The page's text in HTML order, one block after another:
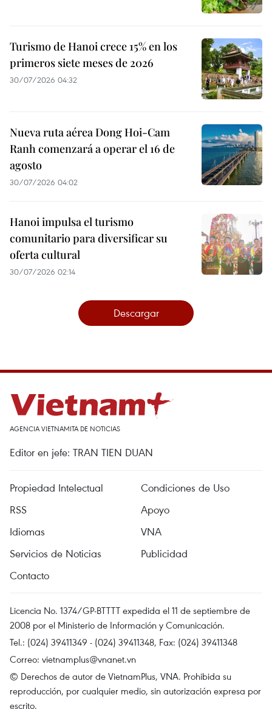
Turismo de Hanoi crece 15% en los
primeros siete meses de 2026
30/07/2026 04:32
Nueva ruta aérea Dong Hoi-Cam
Ranh comenzará a operar el 16 de
agosto
30/07/2026 04:02
Hanoi impulsa el turismo
comunitario para diversificar su
oferta cultural
30/07/2026 02:14
Descargar
AGENCIA VIETNAMITA DE NOTICIAS
Editor en jefe: TRAN TIEN DUAN
Propiedad Intelectual
Condiciones de Uso
RSS
Apoyo
Idiomas
VNA
Servicios de Noticias
Publicidad
Contacto
Licencia No. 1374/GP-BTTTT expedida el 11 de septiembre de
2008 por el Ministerio de Información y Comunicación.
Tel.: (024) 39411349 - (024) 39411348, Fax: (024) 39411348
Correo: vietnamplus@vnanet.vn
© Derechos de autor de VietnamPlus, VNA. Prohibida su
reproducción, por cualquier medio, sin autorización expresa por
escrito.